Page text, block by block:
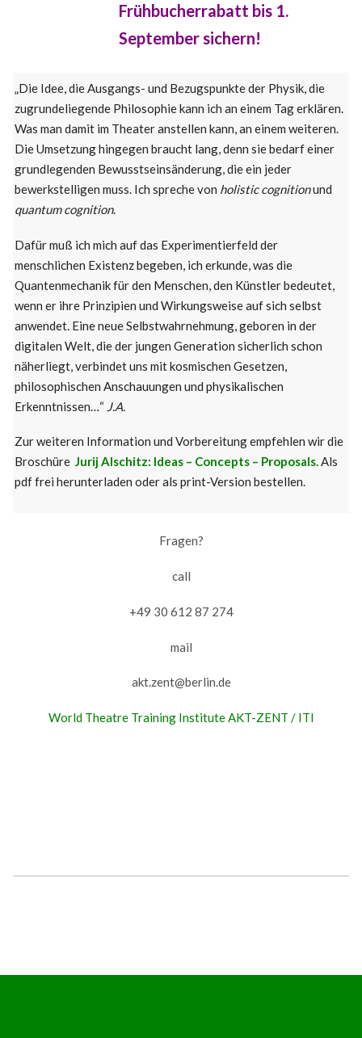
Frühbucherrabatt bis 1.
September sichern!
„Die Idee, die Ausgangs- und Bezugspunkte der Physik, die
zugrundeliegende Philosophie kann ich an einem Tag erklären.
Was man damit im Theater anstellen kann, an einem weiteren.
Die Umsetzung hingegen braucht lang, denn sie bedarf einer
grundlegenden Bewusstseinsänderung, die ein jeder
bewerkstelligen muss. Ich spreche von holistic cognitionund
quantum cognition.
Dafür muß ich mich auf das Experimentierfeld der
menschlichen Existenz begeben, ich erkunde, was die
Quantenmechanik für den Menschen, den Künstler bedeutet,
wenn er ihre Prinzipien und Wirkungsweise auf sich selbst
anwendet. Eine neue Selbstwahrnehmung, geboren in der
digitalen Welt, die der jungen Generation sicherlich schon
näherliegt, verbindet uns mit kosmischen Gesetzen,
philosophischen Anschauungen und physikalischen
Erkenntnissen…“ J.A.
Zur weiteren Information und Vorbereitung empfehlen wir die
Broschüre Jurij Alschitz: Ideas – Concepts – Proposals.Als
pdf frei herunterladen oder als print-Version bestellen.
Fragen?
call
+49 30 612 87 274
mail
akt.zent@berlin.de
World Theatre Training Institute AKT-ZENT / ITI